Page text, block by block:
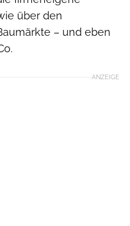
über den
– und eben
ANZEIGE